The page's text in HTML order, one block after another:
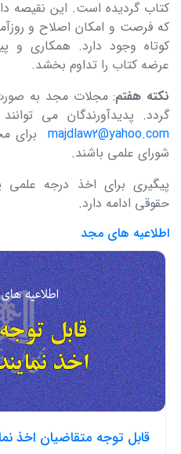
کتاب گردیده است. این نقیصه
که فرصت و امکان اصلاح و
کوتاه وجود دارد. همکاری و
عرضه کتاب را تداوم بخشد.
نکته هفتم: مجلات مجد به
گردد. پدیدآورندگان می
majdlaw2@yahoo.com برای
شورای علمی باشند.
پیگیری برای اخذ درجه
حقوقی ادامه دارد.
اطلاعیه های مجد
قابل توجه متقاضیان اخذ